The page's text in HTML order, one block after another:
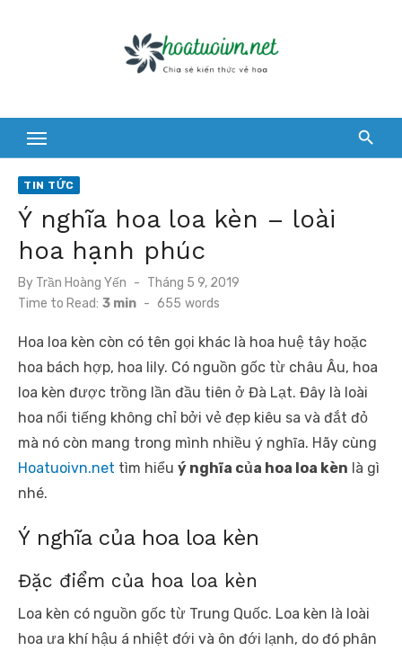
TIN TỨC
Ý nghĩa hoa loa kèn – loài
hoa hạnh phúc
By Trần Hoàng Yến
Posted
on
Tháng 5 9, 2019
Time to Read: 3 min - 655 words
Hoa loa kèn còn có tên gọi khác là hoa huệ tây hoặc
hoa bách hợp, hoa lily. Có nguồn gốc từ châu Âu, hoa
loa kèn được trồng lần đầu tiên ở Đà Lạt. Đây là loài
hoa nổi tiếng không chỉ bởi vẻ đẹp kiêu sa và đắt đỏ
mà nó còn mang trong mình nhiều ý nghĩa. Hãy cùng
Hoatuoivn.net tìm hiểu ý nghĩa của hoa loa kèn là gì
nhé.
Ý nghĩa của hoa loa kèn
Đặc điểm của hoa loa kèn
Loa kèn có nguồn gốc từ Trung Quốc. Loa kèn là loài
hoa ưa khí hậu á nhiệt đới và ôn đới lạnh, do đó phân